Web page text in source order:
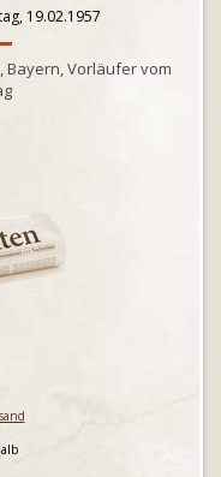
19.02.1957
Bayern, Vorläufer vom